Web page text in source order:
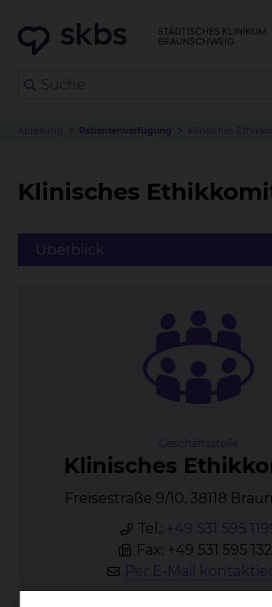
Abteilung Patientenverfügung Klinisches
Klinisches
Geschäftsstelle
Kli­ni­sches
Freisestraße 9/10, 38118
Tel.: +49 531 595
Fax: +49 531 595
Per E-Mail